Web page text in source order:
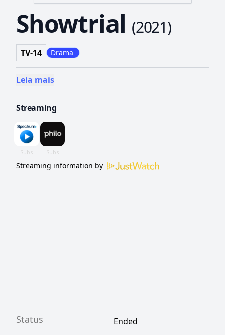
Showtrial (2021)
TV-14 Drama
Leia mais
Streaming
Streaming information by
Status Ended